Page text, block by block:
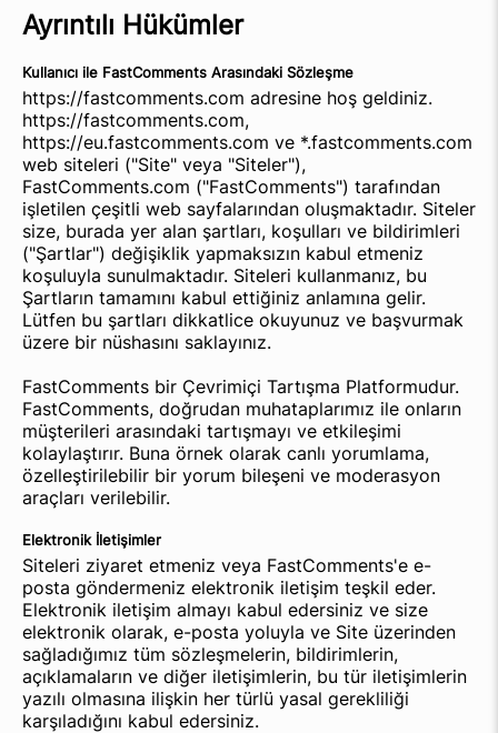
Ayrıntılı Hükümler
Kullanıcı ile FastComments Arasındaki Sözleşme
https://fastcomments.com adresine hoş geldiniz.
https://fastcomments.com,
https://eu.fastcomments.com ve *.fastcomments.com
web siteleri ("Site" veya "Siteler"),
FastComments.com ("FastComments") tarafından
işletilen çeşitli web sayfalarından oluşmaktadır. Siteler
size, burada yer alan şartları, koşulları ve bildirimleri
("Şartlar") değişiklik yapmaksızın kabul etmeniz
koşuluyla sunulmaktadır. Siteleri kullanmanız, bu
Şartların tamamını kabul ettiğiniz anlamına gelir.
Lütfen bu şartları dikkatlice okuyunuz ve başvurmak
üzere bir nüshasını saklayınız.
FastComments bir Çevrimiçi Tartışma Platformudur.
FastComments, doğrudan muhataplarımız ile onların
müşterileri arasındaki tartışmayı ve etkileşimi
kolaylaştırır. Buna örnek olarak canlı yorumlama,
özelleştirilebilir bir yorum bileşeni ve moderasyon
araçları verilebilir.
Elektronik İletişimler
Siteleri ziyaret etmeniz veya FastComments'e e-
posta göndermeniz elektronik iletişim teşkil eder.
Elektronik iletişim almayı kabul edersiniz ve size
elektronik olarak, e-posta yoluyla ve Site üzerinden
sağladığımız tüm sözleşmelerin, bildirimlerin,
açıklamaların ve diğer iletişimlerin, bu tür iletişimlerin
yazılı olmasına ilişkin her türlü yasal gerekliliği
karşıladığını kabul edersiniz.